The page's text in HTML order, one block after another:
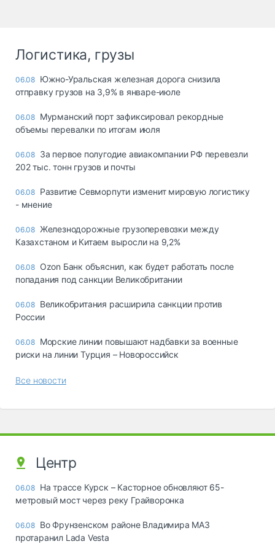
Логистика, грузы
06.08 Южно-Уральская железная дорога снизила
отправку грузов на 3,9% в январе-июле
06.08 Мурманский порт зафиксировал рекордные
объемы перевалки по итогам июля
06.08 За первое полугодие авиакомпании РФ перевезли
202 тыс. тонн грузов и почты
06.08 Развитие Севморпути изменит мировую логистику
- мнение
06.08 Железнодорожные грузоперевозки между
Казахстаном и Китаем выросли на 9,2%
06.08 Ozon Банк объяснил, как будет работать после
попадания под санкции Великобритании
06.08 Великобритания расширила санкции против
России
06.08 Морские линии повышают надбавки за военные
риски на линии Турция – Новороссийск
Все новости
Центр
06.08 На трассе Курск – Касторное обновляют 65-
метровый мост через реку Грайворонка
06.08 Во Фрунзенском районе Владимира МАЗ
протаранил Lada Vesta